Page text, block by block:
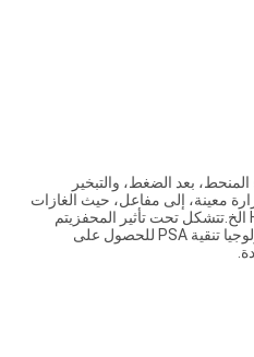
بعد الضغط، والتبخير
معينة، إلى مفاعل، حيث الغازات
الإصلاحية بما في ذلك H2، CO2، CO الخ.تتشكل تحت تأثير المحفزيتم
معالجة الغاز المختلط من خلال تكنولوجيا تنقية PSA للحصول على